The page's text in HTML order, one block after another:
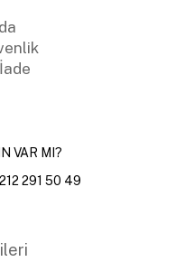
VAR MI?
291 50 49